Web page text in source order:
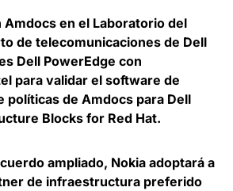
Amdocs en el Laboratorio del
de telecomunicaciones de Dell
Dell PowerEdge con
para validar el software de
políticas de Amdocs para Dell
Blocks for Red Hat.
ampliado, Nokia adoptará a
de infraestructura preferido